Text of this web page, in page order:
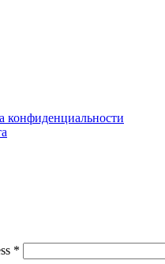
конфиденциальности
*